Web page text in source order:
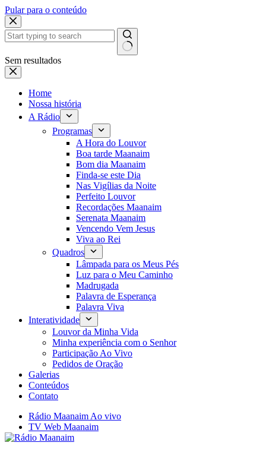
Pular para o conteúdo
Sem resultados
Home
Nossa história
A Rádio
Programas
A Hora do Louvor
Boa tarde Maanaim
Bom dia Maanaim
Finda-se este Dia
Nas Vigílias da Noite
Perfeito Louvor
Recordações Maanaim
Serenata Maanaim
Vencendo Vem Jesus
Viva ao Rei
Quadros
Lâmpada para os Meus Pés
Luz para o Meu Caminho
Madrugada
Palavra de Esperança
Palavra Viva
Interatividade
Louvor da Minha Vida
Minha experiência com o Senhor
Participação Ao Vivo
Pedidos de Oração
Galerias
Conteúdos
Contato
Rádio Maanaim Ao vivo
TV Web Maanaim